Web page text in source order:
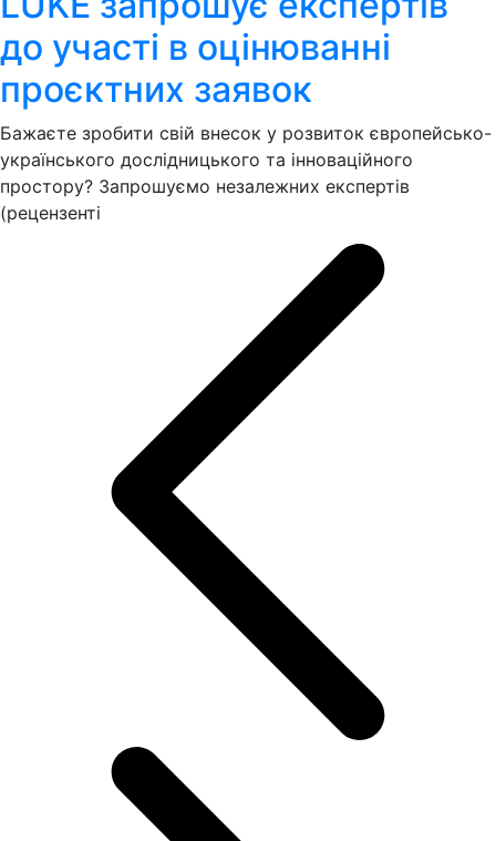
до участі в оцінюванні
проєктних заявок
Бажаєте зробити свій внесок у розвиток європейсько-
українського дослідницького та інноваційного
простору? Запрошуємо незалежних експертів
(рецензенті